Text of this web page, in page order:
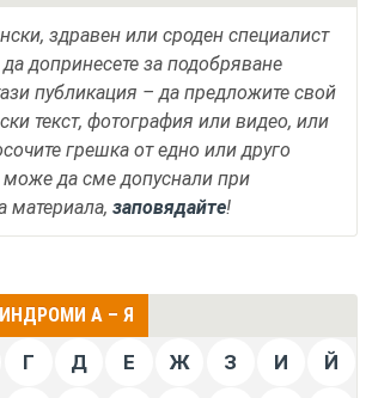
здравен или сроден специалист
допринесете за подобряване
публикация – да предложите свой
текст, фотография или видео, или
грешка от едно или друго
може да сме допуснали при
материала, заповядайте!
А – Я
Г Д Е Ж З И Й